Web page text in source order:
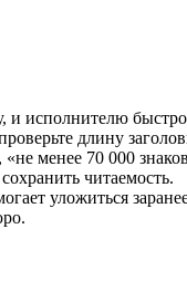
и исполнителю
длину
менее 70 000
читаемость.
уложиться